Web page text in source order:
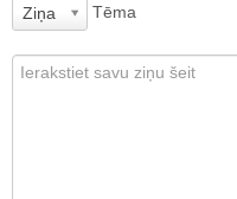
Ziņa Tēma